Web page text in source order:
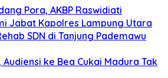
Pora, AKBP Raswidiati
Jabat Kapolres Lampung Utara
SDN di Tanjung Pademawu
Audiensi ke Bea Cukai Madura Tak